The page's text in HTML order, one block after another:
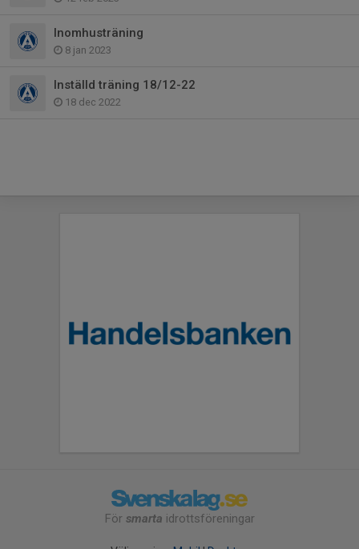
Inomhusträning
8 jan 2023
Inställd träning 18/12-22
18 dec 2022
För smarta idrottsföreningar